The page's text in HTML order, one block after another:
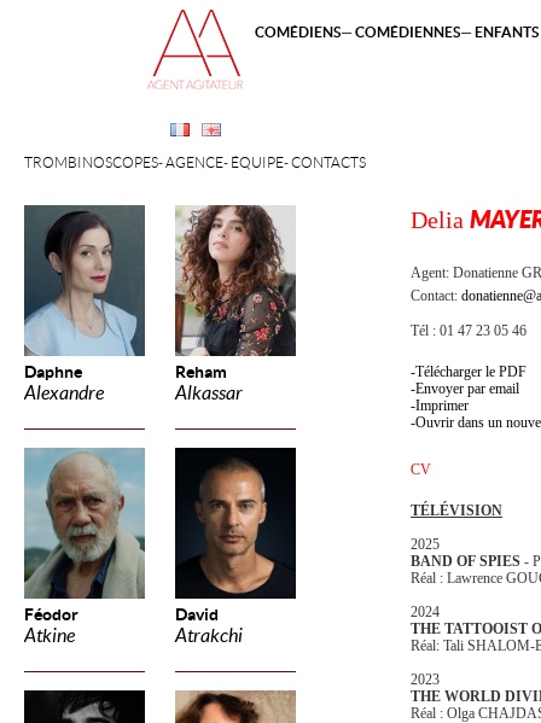
Daphne
Alexandre
Reham
Alkassar
Féodor
Atkine
David
Atrakchi
TROMBINOSCOPES AGENCE ÉQUIPE CONTACTS
COMÉDIENS COMÉDIENNES
Delia
Agent: Donatienne
Contact:
Tél : 01 47 23 05 46
Télécharger le PDF
Envoyer par email
Imprimer
Ouvrir dans un
CV
TÉLÉVISION
2025
BAND OF SPIES -
Réal : Lawrence
2024
THE TATTOOIST
Réal: Tali SHALOM-
2023
THE WORLD
Réal : Olga